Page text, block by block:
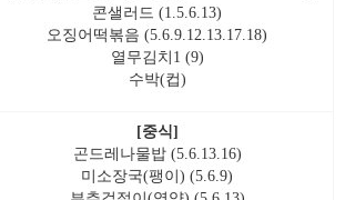
콘샐러드 (1.5.6.13)
오징어떡볶음 (5.6.9.12.13.17.18)
열무김치1 (9)
수박(컵)
[중식]
곤드레나물밥 (5.6.13.16)
미소장국(팽이) (5.6.9)